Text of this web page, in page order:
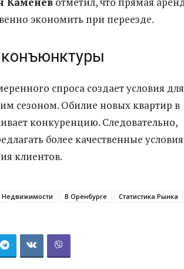
экономить при переезде.
спроса создает условия для
сезоном. Обилие новых квартир в
конкуренцию. Следовательно,
более качественные
клиентов.
Недвижимости В Оренбурге
Статистика Рынка